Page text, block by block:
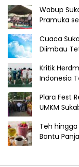
Wabup
Pramuka
Cuaca
Diimbau
Kritik
Indonesia
Plara Fest
UMKM
Teh
Bantu